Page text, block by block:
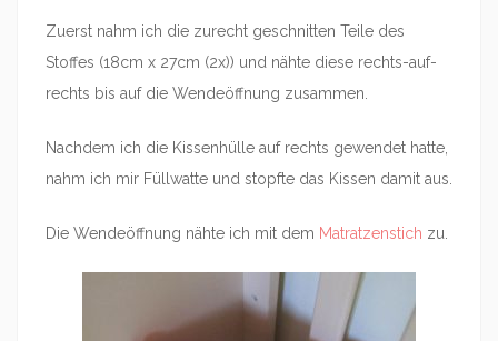
Zuerst nahm ich die zurecht geschnitten Teile des
Stoffes (18cm x 27cm (2x)) und nähte diese rechts-auf-
rechts bis auf die Wendeöffnung zusammen.
Nachdem ich die Kissenhülle auf rechts gewendet hatte,
nahm ich mir Füllwatte und stopfte das Kissen damit aus.
Die Wendeöffnung nähte ich mit dem Matratzenstich zu.